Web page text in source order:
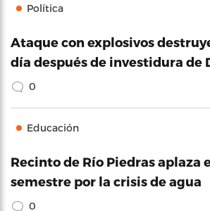
Política
Ataque con explosivos
día después de investidura de
0
Educación
Recinto de Río Piedras aplaza
semestre por la crisis de agua
0